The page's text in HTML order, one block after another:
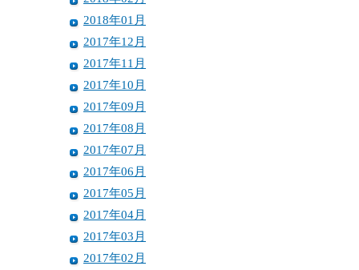
2018年01月
2017年12月
2017年11月
2017年10月
2017年09月
2017年08月
2017年07月
2017年06月
2017年05月
2017年04月
2017年03月
2017年02月